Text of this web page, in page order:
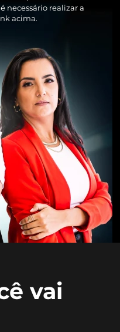
necessário realizar a
acima.
vai